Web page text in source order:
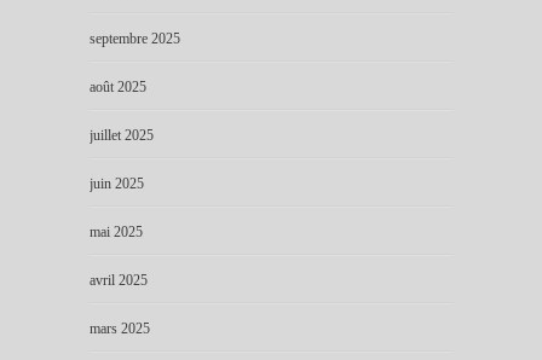
septembre 2025
août 2025
juillet 2025
juin 2025
mai 2025
avril 2025
mars 2025